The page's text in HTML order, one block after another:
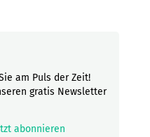
am Puls der Zeit!
gratis Newsletter
abonnieren